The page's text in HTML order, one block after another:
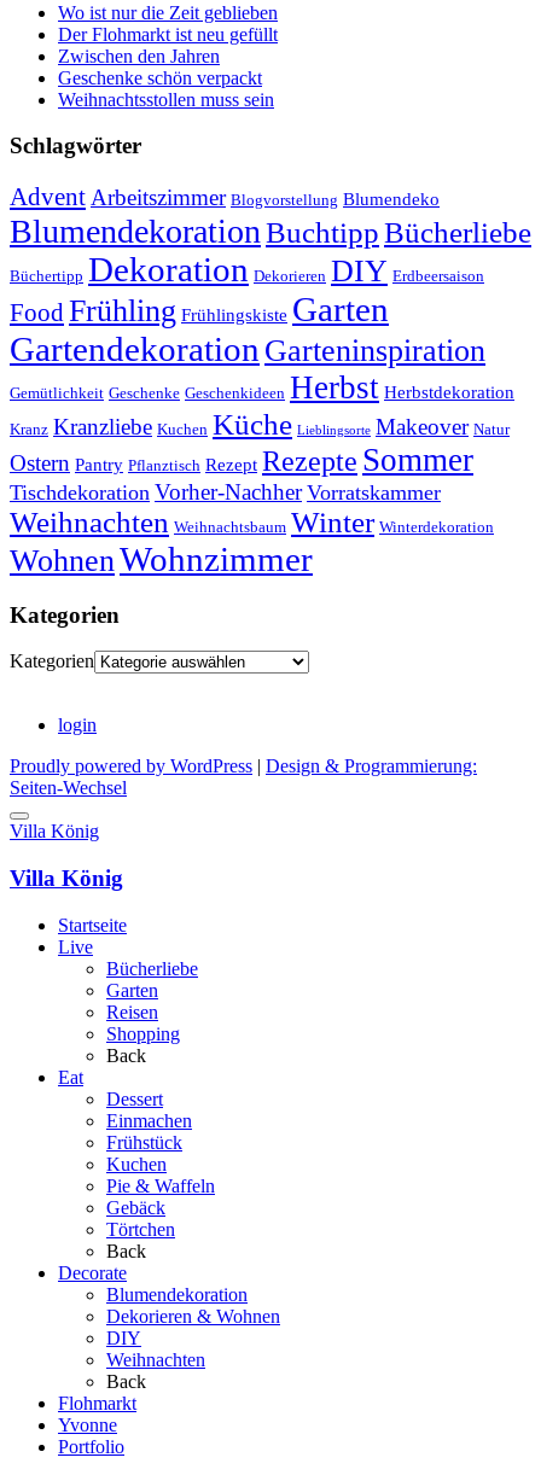
Wo ist nur die Zeit geblieben
Der Flohmarkt ist neu gefüllt
Zwischen den Jahren
Geschenke schön verpackt
Weihnachtsstollen muss sein
Schlagwörter
Advent Arbeitszimmer Blogvorstellung Blumendeko
Blumendekoration BuchtippBücherliebe
Büchertipp Dekoration Dekorieren DIY Erdbeersaison
FoodFrühling Frühlingskiste Garten
Gartendekoration Garteninspiration
Gemütlichkeit Geschenke Geschenkideen Herbst Herbstdekoration
Kranz Kranzliebe Kuchen Küche Lieblingsorte Makeover Natur
Ostern Pantry Pflanztisch Rezept Rezepte Sommer
Tischdekoration Vorher-Nachher Vorratskammer
Weihnachten Weihnachtsbaum Winter Winterdekoration
WohnenWohnzimmer
Kategorien
Kategorien
login
Proudly powered by WordPress
Design & Programmierung:
Seiten-Wechsel
Villa König
Villa König
Startseite
Live
Bücherliebe
Garten
Reisen
Shopping
Back
Eat
Dessert
Einmachen
Frühstück
Kuchen
Pie & Waffeln
Gebäck
Törtchen
Back
Decorate
Blumendekoration
Dekorieren & Wohnen
DIY
Weihnachten
Back
Flohmarkt
Yvonne
Portfolio